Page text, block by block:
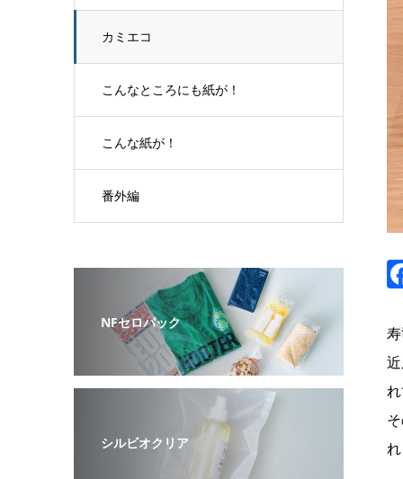
カミエコ
こんなところにも紙が！
こんな紙が！
番外編
NFセロパック
シルビオクリア